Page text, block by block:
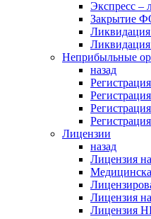
Экспресс –
Закрытие
Ликвидация
Неприбыльные
назад
Лицензии
назад
Лицензия
Лицензия
Лицензия